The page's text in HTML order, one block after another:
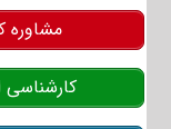
مشاوره
کارشناسی